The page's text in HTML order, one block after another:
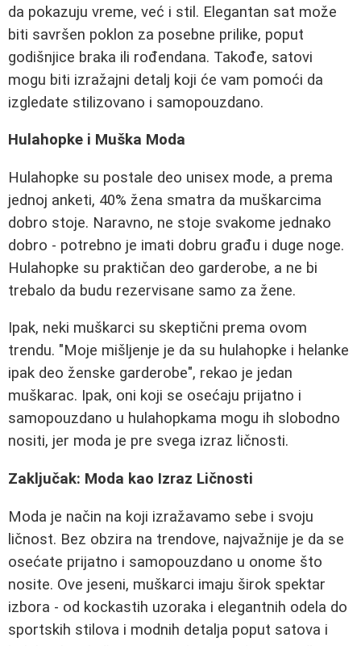
da pokazuju vreme, već i stil. Elegantan sat može
biti savršen poklon za posebne prilike, poput
godišnjice braka ili rođendana. Takođe, satovi
mogu biti izražajni detalj koji će vam pomoći da
izgledate stilizovano i samopouzdano.
Hulahopke i Muška Moda
Hulahopke su postale deo unisex mode, a prema
jednoj anketi, 40% žena smatra da muškarcima
dobro stoje. Naravno, ne stoje svakome jednako
dobro - potrebno je imati dobru građu i duge noge.
Hulahopke su praktičan deo garderobe, a ne bi
trebalo da budu rezervisane samo za žene.
Ipak, neki muškarci su skeptični prema ovom
trendu. "Moje mišljenje je da su hulahopke i helanke
ipak deo ženske garderobe", rekao je jedan
muškarac. Ipak, oni koji se osećaju prijatno i
samopouzdano u hulahopkama mogu ih slobodno
nositi, jer moda je pre svega izraz ličnosti.
Zaključak: Moda kao Izraz Ličnosti
Moda je način na koji izražavamo sebe i svoju
ličnost. Bez obzira na trendove, najvažnije je da se
osećate prijatno i samopouzdano u onome što
nosite. Ove jeseni, muškarci imaju širok spektar
izbora - od kockastih uzoraka i elegantnih odela do
sportskih stilova i modnih detalja poput satova i